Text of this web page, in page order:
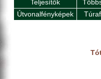
Teljesítők
Útvonalfényképek